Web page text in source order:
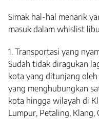
Simak hal-hal menarik
masuk dalam whislist
1. Transportasi yang
Sudah tidak diragukan
kota yang ditunjang
yang menghubungkan
kota hingga wilayah di
Lumpur, Petaling, Klang,